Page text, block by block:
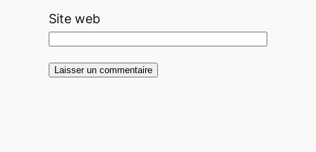
Site web